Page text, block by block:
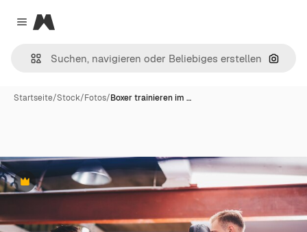
Close menu
Magnific
Nach
Startseite/Stock/Fotos/Boxer trainieren im …
Premium